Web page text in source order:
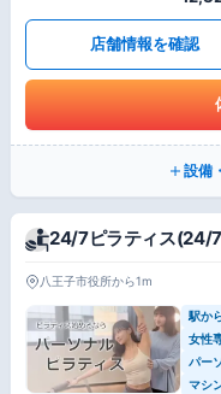
店舗情報を確認
設備
24/7ピラティス(24/
八王子市役所から1m
駅か
女性
パー
マシ